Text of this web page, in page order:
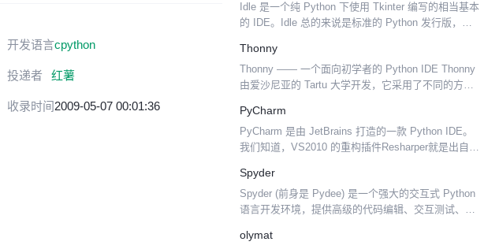
开发语言cpython
投递者 红薯
收录时间2009-05-07 00:01:36
Idle 是一个纯 Python 下使用 Tkinter 编写的相当基本
的 IDE。Idle 总的来说是标准的 Python 发行版，甚
绝...
Thonny
Thonny —— 一个面向初学者的 Python IDE Thonny
由爱沙尼亚的 Tartu 大学开发，它采用了不同的方
的。 特性 易于上手。Thon...
PyCharm
PyCharm 是由 JetBrains 打造的一款 Python IDE。
我们知道，VS2010 的重构插件Resharper就是出自
呢...
Spyder
Spyder (前身是 Pydee) 是一个强大的交互式 Python
语言开发环境，提供高级的代码编辑、交互测试、调
统。
olymat